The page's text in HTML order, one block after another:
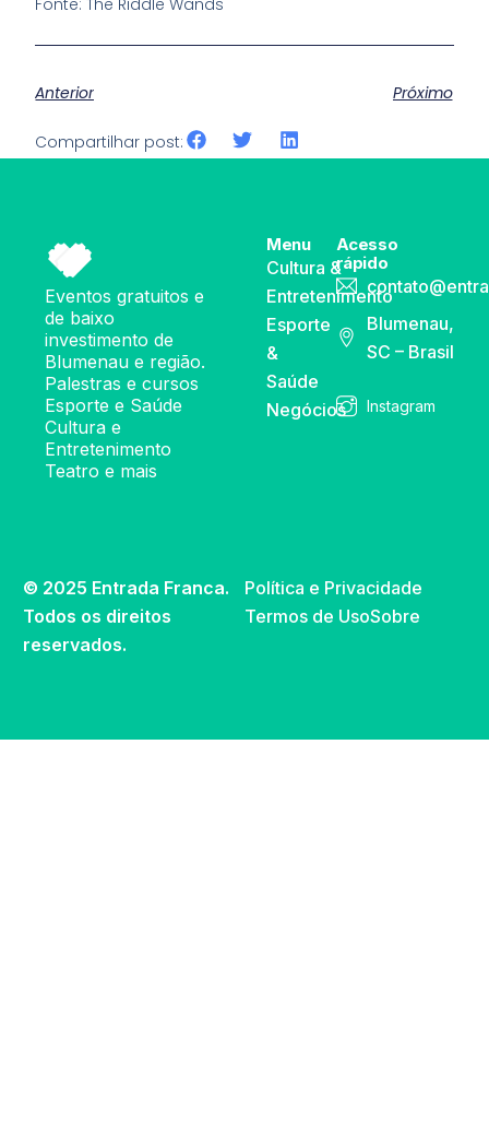
Fonte: The Riddle Wands
Anterior Próximo
Compartilhar post:
Eventos gratuitos e
de baixo
investimento de
Blumenau e região.
Palestras e cursos
Esporte e Saúde
Cultura e
Entretenimento
Teatro e mais
Menu
Cultura &
Entretenimento
Esporte
&
Saúde
Negócios
Acesso
rápido
Blumenau,
SC – Brasil
Instagram
© 2025 Entrada Franca.
Todos os direitos
reservados.
Política e Privacidade
Termos de UsoSobre